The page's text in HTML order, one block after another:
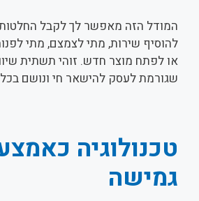
המודל הזה מאפשר לך לקבל
להוסיף שירות, מתי לצמצם, מתי
או לפתח מוצר חדש. זוהי תשתית
שגורמת לעסק להישאר חי ונושם
טכנולוגיה
גמישה